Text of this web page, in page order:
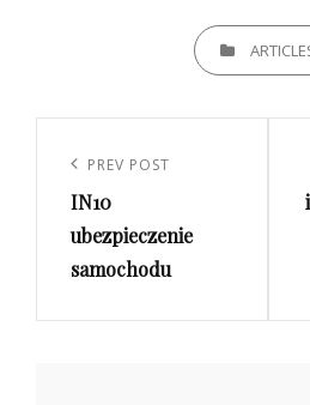
CATEGORIES
wpisu
Previous
Post
PREV POST
IN10
ubezpieczenie
samochodu